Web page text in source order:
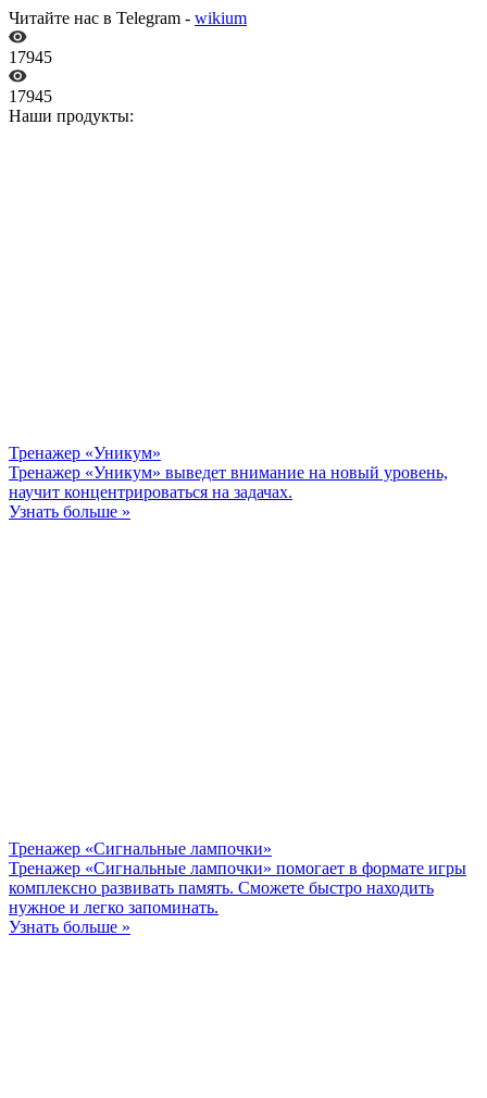
Читайте нас в Telegram - wikium
17945
17945
Наши продукты:
Тренажер «Уникум»
Тренажер «Уникум» выведет внимание на новый уровень,
научит концентрироваться на задачах.
Узнать больше »
Тренажер «Сигнальные лампочки»
Тренажер «Сигнальные лампочки» помогает в формате игры
комплексно развивать память. Сможете быстро находить
нужное и легко запоминать.
Узнать больше »